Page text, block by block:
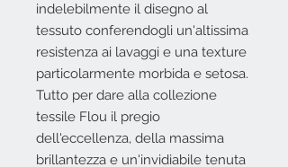
indelebilmente il disegno al
tessuto conferendogli un'altissima
resistenza ai lavaggi e una texture
particolarmente morbida e setosa.
Tutto per dare alla collezione
tessile Flou il pregio
dell'eccellenza, della massima
brillantezza e un'invidiabile tenuta